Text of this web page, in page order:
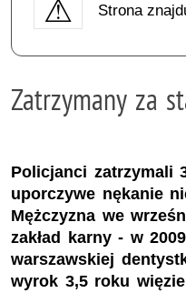
Strona
Zatrzymany za
Policjanci zatrzymali
uporczywe nękanie
Mężczyzna we
zakład karny - w
warszawskiej
wyrok 3,5 roku